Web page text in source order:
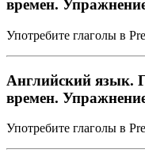
времен.
Употребите глаголы в
Английский язык.
времен.
Употребите глаголы в